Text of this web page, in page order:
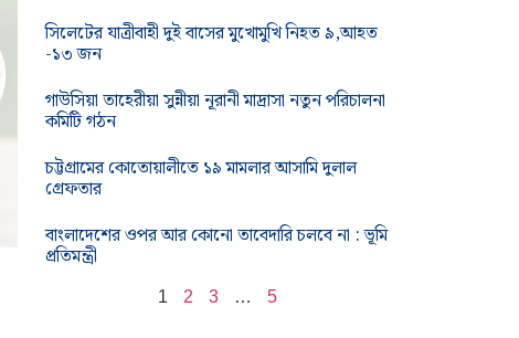
সিলেটের যাত্রীবাহী দুই বাসের মুখোমুখি নিহত ৯,আহত
-১৩ জন
গাউসিয়া তাহেরীয়া সুন্নীয়া নূরানী মাদ্রাসা নতুন পরিচালনা
কমিটি গঠন
চট্টগ্রামের কোতোয়ালীতে ১৯ মামলার আসামি দুলাল
গ্রেফতার
বাংলাদেশের ওপর আর কোনো তাবেদারি চলবে না : ভূমি
প্রতিমন্ত্রী
1 2 3 … 5